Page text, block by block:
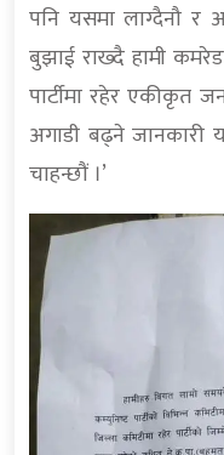
पनि यसमा लाग्दैनौ र
बुझाई राख्दै हामी
पार्टीमा रहेर एकीकृत
अगाडी बढ्ने जानकारी
चाहन्छौं ।’